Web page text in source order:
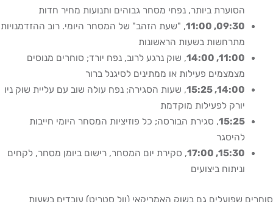
הסוערת ביותר, נפחי מסחר גבוהים ותנועות מחיר חדות
09:30, 11:00
, "שעת הזהב" של המסחר היומי. רוב ההזדמנויות
מתרחשות בשעות הראשונות
11:00, 14:00
, שוק נרגע לרוב, נפח יורד; סוחרים מנוסים
מצמצמים פעילות או ממתינים לסיגנל ברור
14:00, 15:25
, שעות הסגירה; נפח עולה שוב עם עליית שוק ניו
יורק לפעילות מוקדמת
15:25, סגירת הבורסה; כל פוזיציות המסחר היומי חייבות
להיסגר
15:30, 17:00
, סקירת יום המסחר, רישום ביומן מסחר, לקחים
וניתוח ביצועים
סוחרים שפועלים גם בשוק האמריקאי (וול סטריט) עובדים בשעות